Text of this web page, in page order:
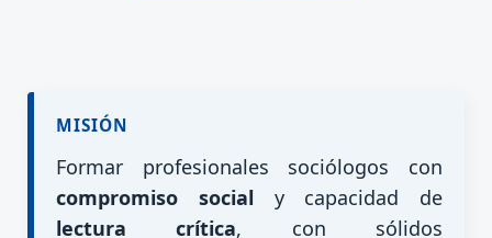
MISIÓN
Formar profesionales sociólogos con
compromiso social y capacidad de
lectura crítica, con sólidos